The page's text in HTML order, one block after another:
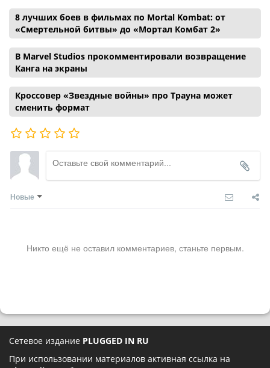
8 лучших боев в фильмах по Mortal Kombat: от
«Смертельной битвы» до «Мортал Комбат 2»
В Marvel Studios прокомментировали возвращение
Канга на экраны
Кроссовер «Звездные войны» про Трауна может
сменить формат
Новые
Никто ещё не оставил комментариев, станьте первым.
Сетевое издание PLUGGED IN RU
При использовании материалов активная ссылка на